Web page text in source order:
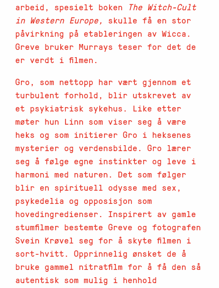
arbeid, spesielt boken
The Witch-Cult
in Western Europe, skulle få en stor
påvirkning på etableringen av Wicca.
Greve bruker Murrays teser for det de
er verdt i filmen.
Gro, som nettopp har vært gjennom et
turbulent forhold, blir utskrevet av
et psykiatrisk sykehus. Like etter
møter hun Linn som viser seg å være
heks og som initierer Gro i heksenes
mysterier og verdensbilde. Gro lærer
seg å følge egne instinkter og leve i
harmoni med naturen. Det som følger
blir en spirituell odysse med sex,
psykedelia og opposisjon som
hovedingredienser. Inspirert av gamle
stumfilmer bestemte Greve og fotografen
Svein Krøvel seg for å skyte filmen i
sort-hvitt. Opprinnelig ønsket de å
bruke gammel nitratfilm for å få den så
autentisk som mulig i henhold